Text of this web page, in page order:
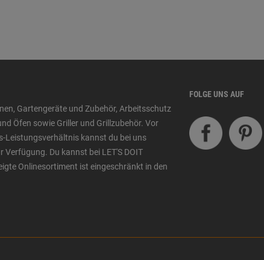
Gartengeräte und Zubehör, Arbeitsschutz
Öfen sowie Griller und Grillzubehör. Vor
Leistungsverhältnis kannst du bei uns
Du kannst bei LET'S DOIT
Onlinesortiment ist eingeschränkt in den
FOLGE UNS AUF